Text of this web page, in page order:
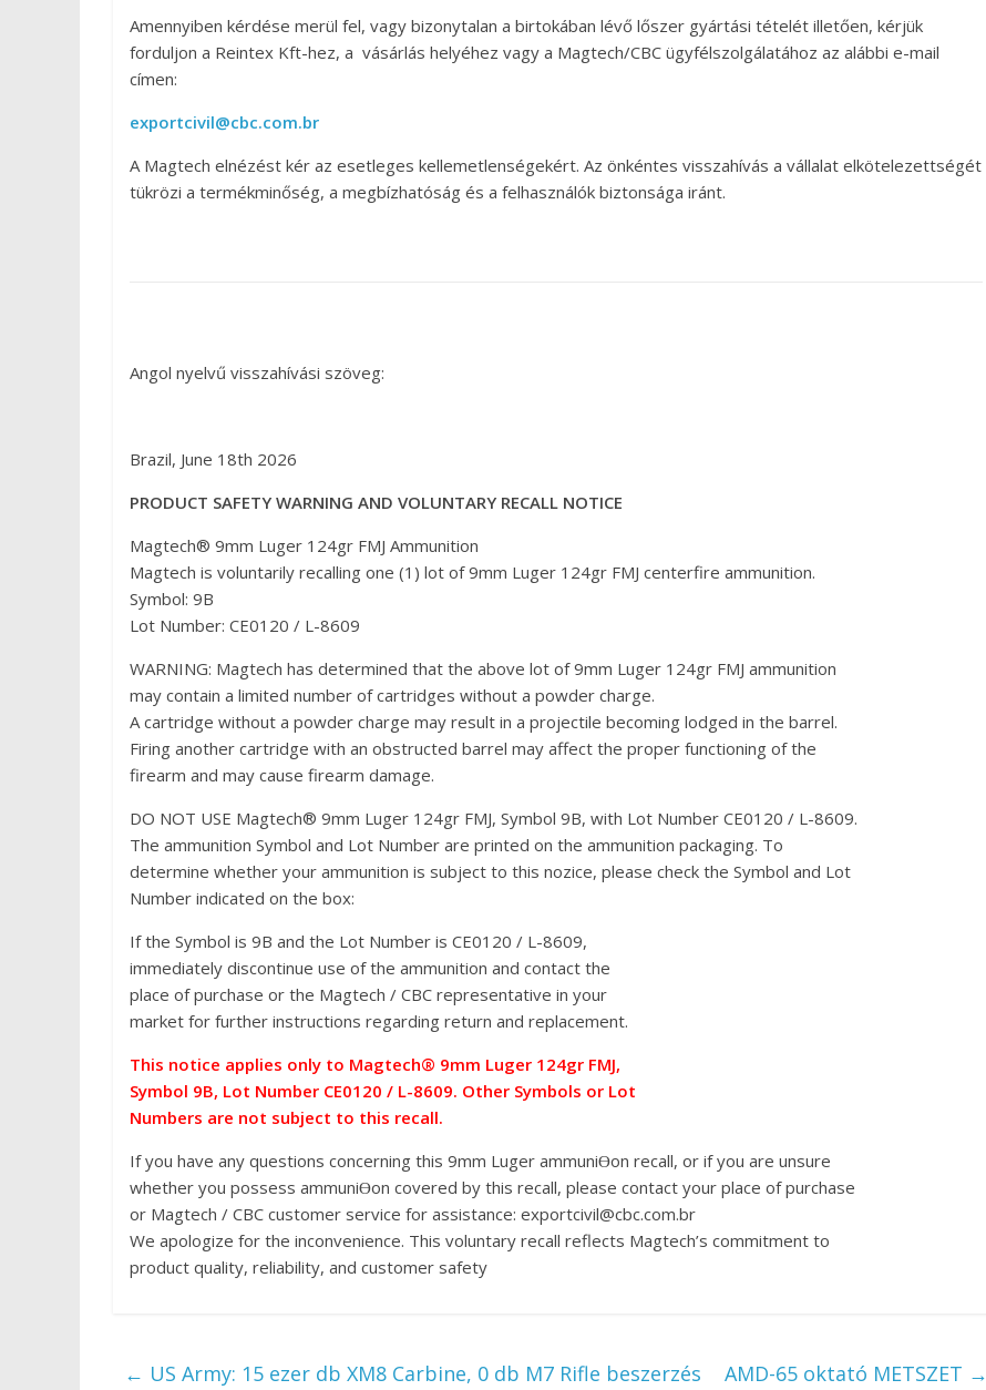
Amennyiben kérdése merül fel, vagy bizonytalan a birtokában lévő lőszer gyártási tételét illetően, kérjük
forduljon a Reintex Kft-hez, a vásárlás helyéhez vagy a Magtech/CBC ügyfélszolgálatához az alábbi e-mail
címen:
exportcivil@cbc.com.br
A Magtech elnézést kér az esetleges kellemetlenségekért. Az önkéntes visszahívás a vállalat elkötelezettségét
tükrözi a termékminőség, a megbízhatóság és a felhasználók biztonsága iránt.
Angol nyelvű visszahívási szöveg:
Brazil, June 18th 2026
PRODUCT SAFETY WARNING AND VOLUNTARY RECALL NOTICE
Magtech® 9mm Luger 124gr FMJ Ammunition
Magtech is voluntarily recalling one (1) lot of 9mm Luger 124gr FMJ centerfire ammunition.
Symbol: 9B
Lot Number: CE0120 / L-8609
WARNING: Magtech has determined that the above lot of 9mm Luger 124gr FMJ ammunition
may contain a limited number of cartridges without a powder charge.
A cartridge without a powder charge may result in a projectile becoming lodged in the barrel.
Firing another cartridge with an obstructed barrel may affect the proper functioning of the
firearm and may cause firearm damage.
DO NOT USE Magtech® 9mm Luger 124gr FMJ, Symbol 9B, with Lot Number CE0120 / L-8609.
The ammunition Symbol and Lot Number are printed on the ammunition packaging. To
determine whether your ammunition is subject to this nozice, please check the Symbol and Lot
Number indicated on the box:
If the Symbol is 9B and the Lot Number is CE0120 / L-8609,
immediately discontinue use of the ammunition and contact the
place of purchase or the Magtech / CBC representative in your
market for further instructions regarding return and replacement.
This notice applies only to Magtech® 9mm Luger 124gr FMJ,
Symbol 9B, Lot Number CE0120 / L-8609. Other Symbols or Lot
Numbers are not subject to this recall.
If you have any questions concerning this 9mm Luger ammuniƟon recall, or if you are unsure
whether you possess ammuniƟon covered by this recall, please contact your place of purchase
or Magtech / CBC customer service for assistance: exportcivil@cbc.com.br
We apologize for the inconvenience. This voluntary recall reflects Magtech’s commitment to
product quality, reliability, and customer safety
← US Army: 15 ezer db XM8 Carbine, 0 db M7 Rifle beszerzés AMD-65 oktató METSZET →